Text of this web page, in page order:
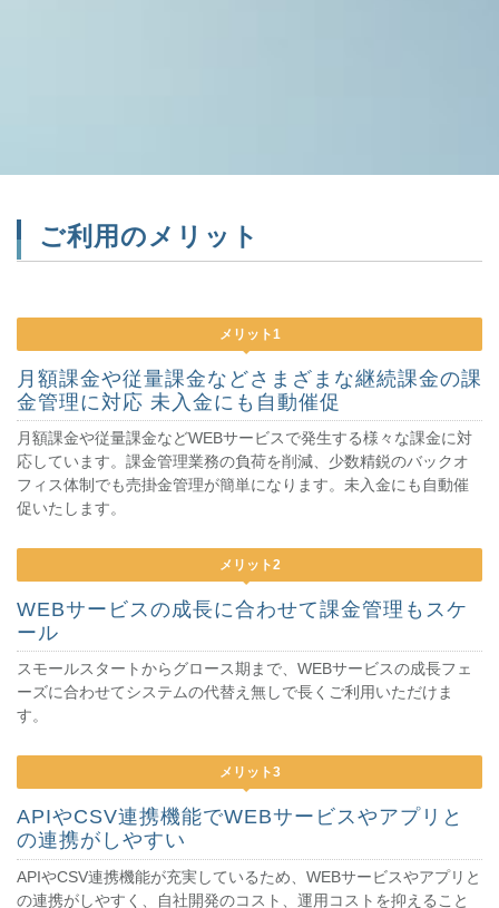
ご利用のメリット
メリット1
月額課金や従量課金などさまざまな継続課金の課
金管理に対応 未入金にも自動催促
月額課金や従量課金などWEBサービスで発生する様々な課金に対
応しています。課金管理業務の負荷を削減、少数精鋭のバックオ
フィス体制でも売掛金管理が簡単になります。未入金にも自動催
促いたします。
メリット2
WEBサービスの成長に合わせて課金管理もスケ
ール
スモールスタートからグロース期まで、WEBサービスの成長フェ
ーズに合わせてシステムの代替え無しで長くご利用いただけま
す。
メリット3
APIやCSV連携機能でWEBサービスやアプリと
の連携がしやすい
APIやCSV連携機能が充実しているため、WEBサービスやアプリと
の連携がしやすく、自社開発のコスト、運用コストを抑えること